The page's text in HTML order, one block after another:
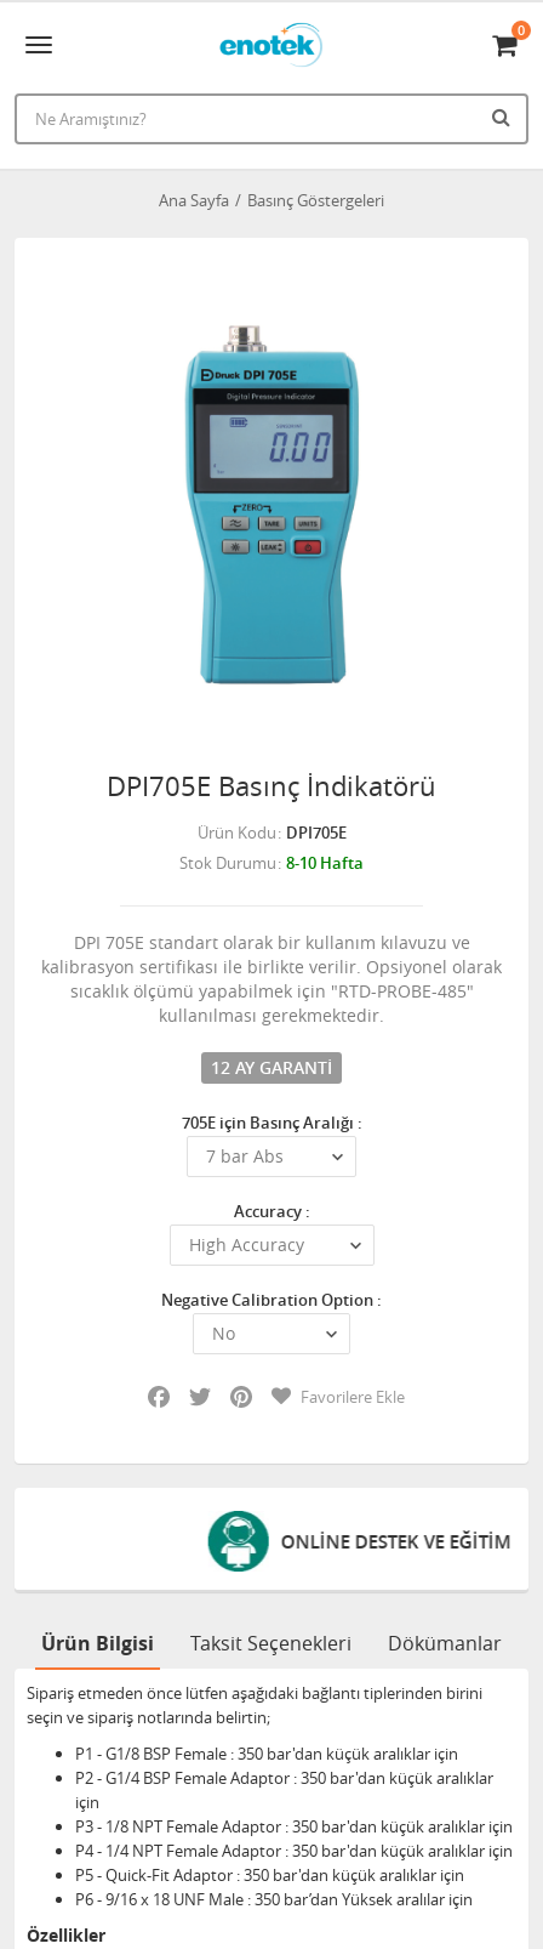
0
Ana Sayfa Basınç Göstergeleri
DPI705E Basınç İndikatörü
Ürün Kodu DPI705E
Stok Durumu 8-10 Hafta
DPI 705E standart olarak bir kullanım kılavuzu ve
kalibrasyon sertifikası ile birlikte verilir. Opsiyonel olarak
sıcaklık ölçümü yapabilmek için "RTD-PROBE-485"
kullanılması gerekmektedir.
12 AY GARANTI
705E için Basınç Aralığı :
Accuracy :
Negative Calibration Option :
Facebook
Twitter PinterestFavorilere Ekle
ONLINE DESTEK VE EĞITIM
Ürün Bilgisi Taksit Seçenekleri Dökümanlar
Sipariş etmeden önce lütfen aşağıdaki bağlantı tiplerinden birini
seçin ve sipariş notlarında belirtin;
P1 - G1/8 BSP Female : 350 bar'dan küçük aralıklar için
P2 - G1/4 BSP Female Adaptor : 350 bar'dan küçük aralıklar
için
P3 - 1/8 NPT Female Adaptor : 350 bar'dan küçük aralıklar için
P4 - 1/4 NPT Female Adaptor : 350 bar'dan küçük aralıklar için
P5 - Quick-Fit Adaptor : 350 bar'dan küçük aralıklar için
P6 - 9/16 x 18 UNF Male : 350 bar’dan Yüksek aralılar için
Özellikler